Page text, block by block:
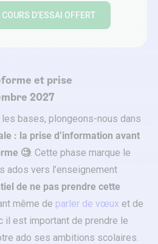
D’ESSAI OFFERT
et prise
2027
les bases, plongeons-nous dans
: la prise d’information avant
🧐. Cette phase marque le
ados vers l’enseignement
de ne pas prendre cette
même de parler de vœux et de
il est important de prendre le
ado ses ambitions scolaires.